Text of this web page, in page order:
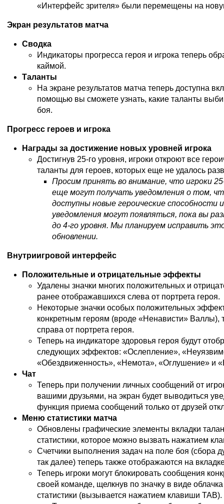
«Интерфейс зрителя» были перемещены на
Экран результатов матча
Сводка
Индикаторы прогресса героя и игрока теперь
каймой.
Таланты
На экране результатов матча теперь доступна
помощью вы сможете узнать, какие таланты
боя.
Прогресс героев и игрока
Награды за достижение новых уровней игрока
Достигнув 25-го уровня, игроки откроют все
таланты для героев, которых еще не удалось
Просим принять во внимание, что игроки
еще могут получать уведомления о том,
доступны новые героические
уведомления могут появляться, пока вы
до 4-го уровня. Мы планируем исправить
обновлении.
Внутриигровой интерфейс
Положительные и отрицательные эффекты
Удалены значки многих положительных и
ранее отображавшихся слева от портрета героя.
Некоторые значки особых положительных
конкретным героям (вроде «Ненависти» Валлы),
справа от портрета героя.
Теперь на индикаторе здоровья героя будут
следующих эффектов: «Ослепление»,
«Обездвиженность», «Немота», «Оглушение» и
Чат
Теперь при получении личных сообщений от
вашими друзьями, на экран будет выводиться
функция приема сообщений только от друзей
Меню статистики матча
Обновлены графические элементы вкладки
статистики, которое можно вызвать нажатием
Счетчики выполнения задач на поле боя (сбора
так далее) теперь также отображаются на
Теперь игроки могут блокировать сообщения
своей команде, щелкнув по значку в виде
статистики (вызывается нажатием клавиши TAB).